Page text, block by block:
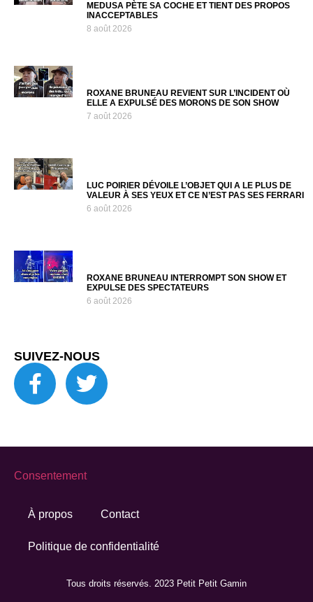
MEDUSA PÈTE SA COCHE ET TIENT DES PROPOS
INACCEPTABLES
8 août 2026
ROXANE BRUNEAU REVIENT SUR L’INCIDENT OÙ
ELLE A EXPULSÉ DES MORONS DE SON SHOW
7 août 2026
LUC POIRIER DÉVOILE L’OBJET QUI A LE PLUS DE
VALEUR À SES YEUX ET CE N’EST PAS SES FERRARI
6 août 2026
ROXANE BRUNEAU INTERROMPT SON SHOW ET
EXPULSE DES SPECTATEURS
6 août 2026
SUIVEZ-NOUS
Tous droits réservés. 2023 Petit Petit Gamin
À propos Contact
Politique de confidentialité
Consentement